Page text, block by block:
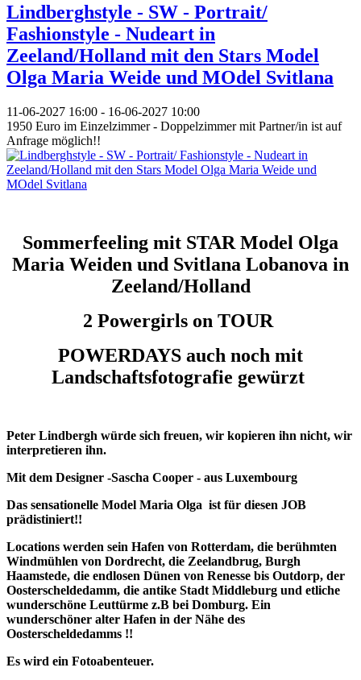
Lindberghstyle - SW - Portrait/
Fashionstyle - Nudeart in
Zeeland/Holland mit den Stars Model
Olga Maria Weide und MOdel Svitlana
11-06-2027 16:00 - 16-06-2027 10:00
1950 Euro im Einzelzimmer - Doppelzimmer mit Partner/in ist auf
Anfrage möglich!!
Sommerfeeling mit STAR Model Olga
Maria Weiden und Svitlana Lobanova in
Zeeland/Holland
2 Powergirls on TOUR
POWERDAYS auch noch mit
Landschaftsfotografie gewürzt
Peter Lindbergh würde sich freuen, wir kopieren ihn nicht, wir
interpretieren ihn.
Mit dem Designer -Sascha Cooper - aus Luxembourg
Das sensationelle Model Maria Olga ist für diesen JOB
prädistiniert!!
Locations werden sein Hafen von Rotterdam, die berühmten
Windmühlen von Dordrecht, die Zeelandbrug, Burgh
Haamstede, die endlosen Dünen von Renesse bis Outdorp, der
Oosterscheldedamm, die antike Stadt Middleburg und etliche
wunderschöne Leuttürme z.B bei Domburg. Ein
wunderschöner alter Hafen in der Nähe des
Oosterscheldedamms !!
Es wird ein Fotoabenteuer.